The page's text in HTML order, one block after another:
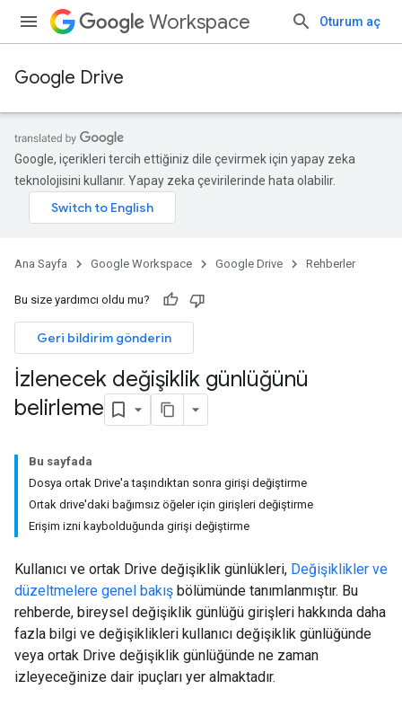
Workspace Oturum aç
Google Drive
Google, içerikleri tercih ettiğiniz dile çevirmek için yapay zeka
teknolojisini kullanır. Yapay zeka çevirilerinde hata olabilir.
Ana Sayfa Google Workspace Google Drive Rehberler
Bu size yardımcı oldu mu?
Geri bildirim gönderin
İzlenecek değişiklik günlüğünü
belirleme
Bu sayfada
Dosya ortak Drive'a taşındıktan sonra girişi değiştirme
Ortak drive'daki bağımsız öğeler için girişleri değiştirme
Erişim izni kaybolduğunda girişi değiştirme
Kullanıcı ve ortak Drive değişiklik günlükleri, Değişiklikler ve
düzeltmelere genel bakış bölümünde tanımlanmıştır. Bu
rehberde, bireysel değişiklik günlüğü girişleri hakkında daha
fazla bilgi ve değişiklikleri kullanıcı değişiklik günlüğünde
veya ortak Drive değişiklik günlüğünde ne zaman
izleyeceğinize dair ipuçları yer almaktadır.